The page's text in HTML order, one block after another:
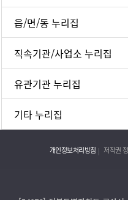
읍/면/동 누리집
직속기관/사업소 누리집
유관기관 누리집
기타 누리집
개인정보처리방침 저작권